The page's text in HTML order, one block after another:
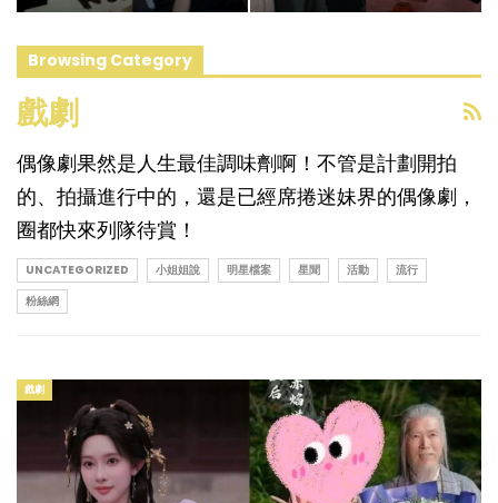
Browsing Category
戲劇
偶像劇果然是人生最佳調味劑啊！不管是計劃開拍
的、拍攝進行中的，還是已經席捲迷妹界的偶像劇，
圈都快來列隊待賞！
UNCATEGORIZED 小姐姐說 明星檔案 星聞 活動
流行
粉絲網
戲劇